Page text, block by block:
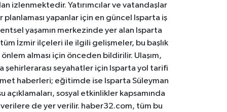
izlenmektedir. Yatırımcılar ve vatandaşlar
planlaması yapanlar için en güncel Isparta iş
yaşamın merkezinde yer alan Isparta
tüm İzmir ilçeleri ile ilgili gelişmeler, bu başlık
alması için önceden bildirilir. Ulaşım,
şehirlerarası seyahatler için Isparta yol tarifi
haberleri; eğitimde ise Isparta Süleyman
sosyal etkinlikler kapsamında
de yer verilir. haber32.com, tüm bu